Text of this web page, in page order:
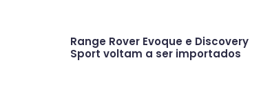
Range Rover Evoque e Discovery
Sport voltam a ser importados